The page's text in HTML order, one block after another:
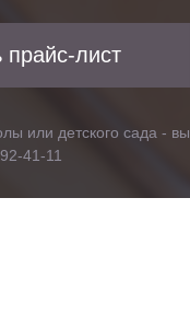
прайс-лист
или детского сада - вы
41-11